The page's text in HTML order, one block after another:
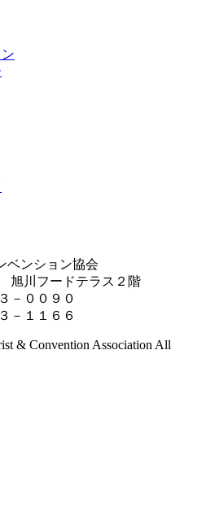
ベンション協会
旭川フードテラス２階
－００９０
－１１６６
& Convention Association All